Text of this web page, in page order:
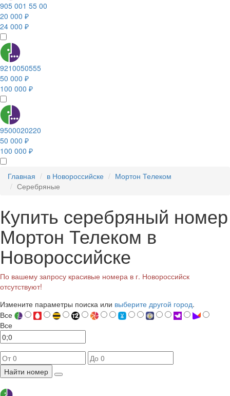
905 001 55 00
20 000 ₽
24 000 ₽
9210050555
50 000 ₽
100 000 ₽
9500020220
50 000 ₽
100 000 ₽
Главная в Новороссийске
Мортон Телеком
Серебряные
Купить серебряный номер
Мортон Телеком в
Новороссийске
По вашему запросу красивые номера в г. Новороссийск
отсутствуют!
Измените параметры поиска или выберите другой город.
Все
Все
Найти номер